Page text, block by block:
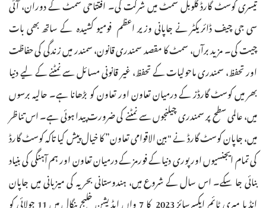
سی جی چیف ڈائریکٹر نے جاپانی وزیر اعظم فومیو کشیدہ کے ساتھ بھی بات
چیت کی۔ مزید برآں، سمٹ کا مقصد سمندری قانون، سمندر میں زندگی کی حفاظت
اور تحفظ، سمندری ماحولیات کے تحفظ، غیر قانونی مسائل سے نمٹنے کے لیے دنیا
بھر میں کوسٹ گارڈز کے درمیان تعاون اور تعاون کو بڑھانا ہے۔ حالیہ برسوں
میں، عالمی سطح پر سمندری چیلنجوں سے نمٹنے کی ضرورت پیدا ہوئی ہے۔ اس تناظر
میں، جاپان کوسٹ گارڈ نے "بین الاقوامی تعاون” کا خیال پیش کیا تاکہ کوسٹ گارڈ
کی تمام ایجنسیوں اور پوری دنیا کے فورمز کے درمیان تعاون اور ہم آہنگی کی بنیاد
بنائی جا سکے۔ اس سال کے شروع میں، ہندوستانی بحریہ کی میزبانی میں جاپان
انڈیا میری ٹائم ایکسرسائز 2023 کا 7 واں ایڈیشن خلیج بنگال میں 11 جولائی کو